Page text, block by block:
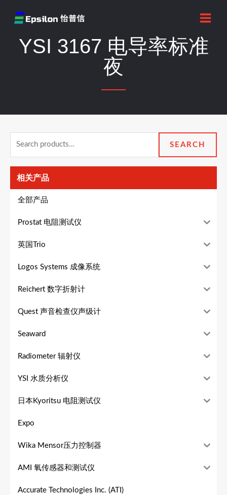
YSI 3167 电导率标准
夜
SEARCH
相关产品
全部产品
Prostat 电阻测试仪
英国Trio
Logos Systems 成像系统
Reichert 数字折射计
Quest 声音检查仪声级计
Seaward
Radiometer 辐射仪
YSI 水质分析仪
日本Kyoritsu 电阻测试仪
Expo
Wika Mensor压力控制器
AMI 氧传感器和测试仪
Accurate Technologies Inc. (ATI)